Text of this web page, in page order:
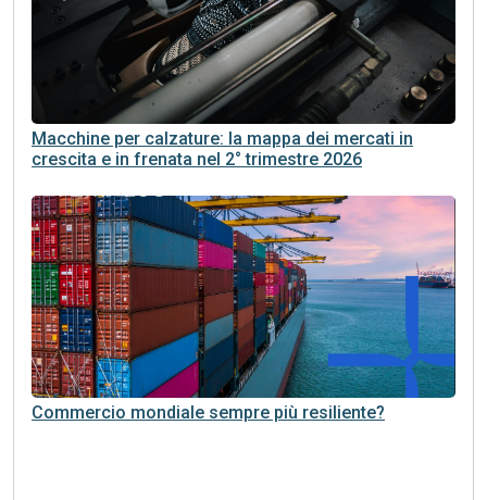
Macchine per calzature: la mappa dei mercati in
crescita e in frenata nel 2° trimestre 2026
Commercio mondiale sempre più resiliente?